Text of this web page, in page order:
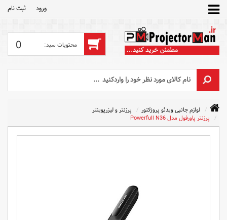
ورود ثبت‌ نام
0
لوازم جانبی ویدئو پروژکتور
پرزنتر و لیزرپوینتر
پرزنتر پاورفول مدل Powerfull N36